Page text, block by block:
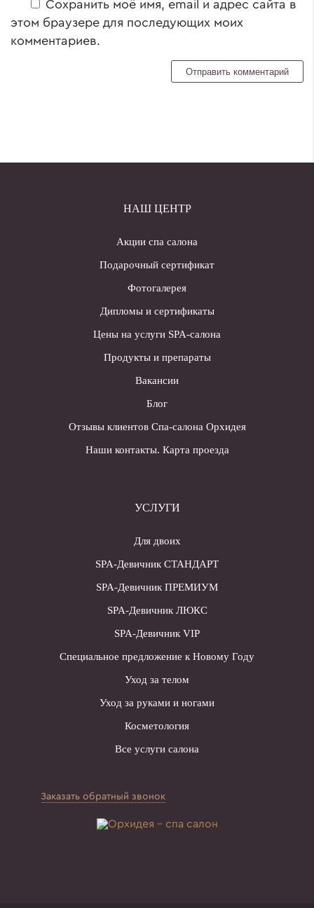
Сохранить моё имя, email и адрес сайта в
этом браузере для последующих моих
комментариев.
НАШ ЦЕНТР
Акции спа салона
Подарочный сертификат
Фотогалерея
Дипломы и сертификаты
Цены на услуги SPA-салона
Продукты и препараты
Вакансии
Блог
Отзывы клиентов Спа-салона Орхидея
Наши контакты. Карта проезда
УСЛУГИ
Для двоих
SPA-Девичник СТАНДАРТ
SPA-Девичник ПРЕМИУМ
SPA-Девичник ЛЮКС
SPA-Девичник VIP
Специальное предложение к Новому Году
Уход за телом
Уход за руками и ногами
Косметология
Все услуги салона
Заказать обратный звонок